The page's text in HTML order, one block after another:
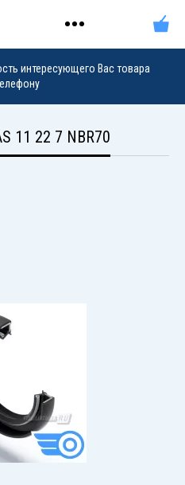
интересующего Вас товара
11 22 7 NBR70